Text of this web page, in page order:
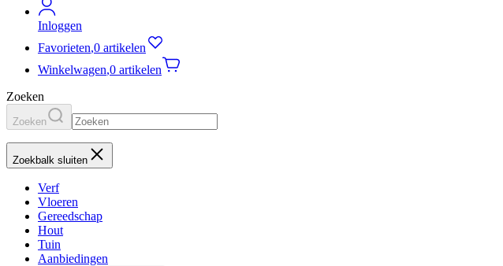
Inloggen
Favorieten,0 artikelen
Winkelwagen,0 artikelen
Zoeken
Zoeken
Zoekbalk sluiten
Verf
Vloeren
Gereedschap
Hout
Tuin
Aanbiedingen